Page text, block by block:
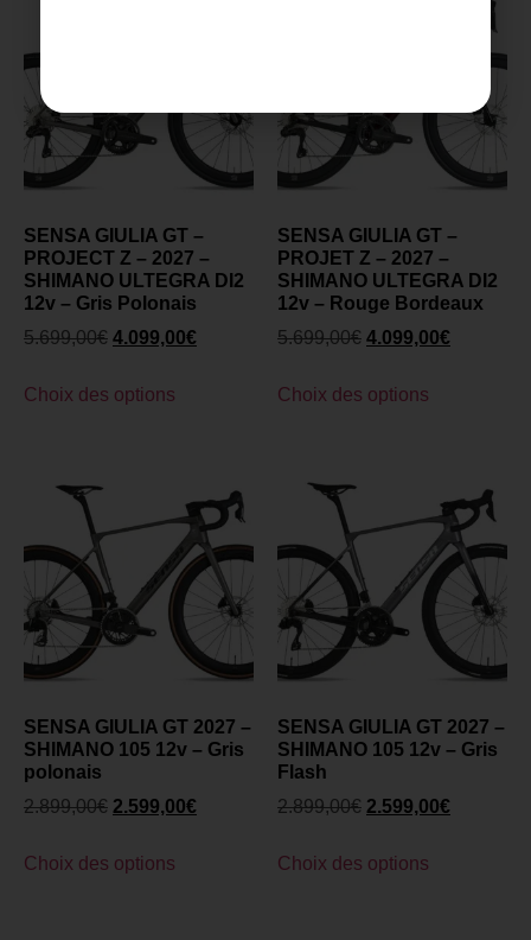
SENSA GIULIA GT –
PROJECT Z – 2027 –
SHIMANO ULTEGRA DI2
12v – Gris Polonais
5.699,00€ 4.099,00€
Choix des options
SENSA GIULIA GT –
PROJET Z – 2027 –
SHIMANO ULTEGRA DI2
12v – Rouge Bordeaux
5.699,00€ 4.099,00€
Choix des options
SENSA GIULIA GT 2027 –
SHIMANO 105 12v – Gris
polonais
2.899,00€ 2.599,00€
Choix des options
SENSA GIULIA GT 2027 –
SHIMANO 105 12v – Gris
Flash
2.899,00€ 2.599,00€
Choix des options